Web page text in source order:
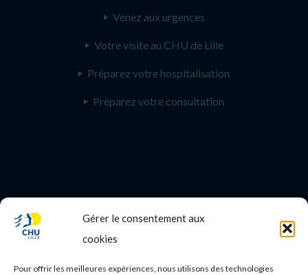
Gérer le consentement aux
cookies
Pour offrir les meilleures expériences, nous utilisons des technologies
Venez aux urgences
Votre visite au CHU de Lille
Préparez votre hospitalisation
Préparez votre consultation
PROFESSIONNEL DE SANTE